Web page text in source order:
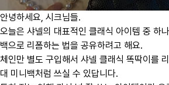
안녕하세요, 시크님들.
오늘은 샤넬의 대표적인 클래식 아이템 중 하
백으로 리폼하는 법을 공유하려고 해요.
체인만 별도 구입해서 샤넬 클래식 똑딱이를
대 미니백처럼 쓰실 수 있답니다.